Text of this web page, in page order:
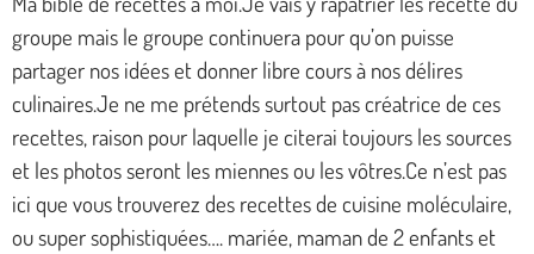
groupe mais le groupe continuera pour qu’on puisse
partager nos idées et donner libre cours à nos délires
culinaires.Je ne me prétends surtout pas créatrice de ces
recettes, raison pour laquelle je citerai toujours les sources
et les photos seront les miennes ou les vôtres.Ce n’est pas
ici que vous trouverez des recettes de cuisine moléculaire,
ou super sophistiquées…. mariée, maman de 2 enfants et